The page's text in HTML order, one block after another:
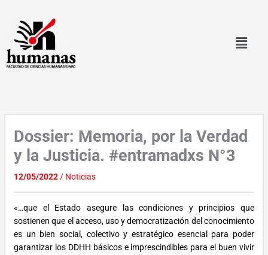
contenido
Dossier: Memoria, por la Verdad
y la Justicia. #entramadxs N°3
12/05/2022/ Noticias
«…que el Estado asegure las condiciones y principios que
sostienen que el acceso, uso y democratización del conocimiento
es un bien social, colectivo y estratégico esencial para poder
garantizar los DDHH básicos e imprescindibles para el buen vivir